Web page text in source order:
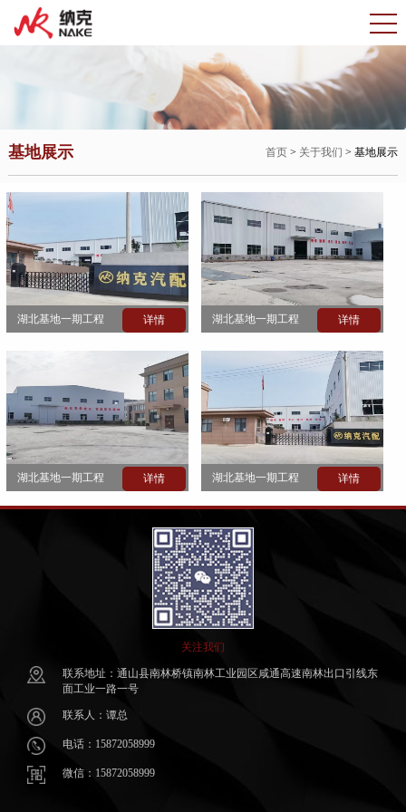
基地展示 首页 > 关于我们 > 基地展示
湖北基地一期工程 详情 湖北基地一期工程 详情
湖北基地一期工程 详情 湖北基地一期工程 详情
关注我们
联系地址：通山县南林桥镇南林工业园区咸通高速南林出口引线东
面工业一路一号
联系人：谭总
电话：15872058999
微信：15872058999